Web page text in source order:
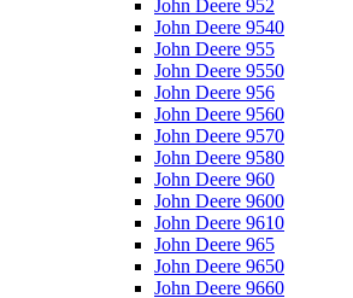
John Deere 952
John Deere 9540
John Deere 955
John Deere 9550
John Deere 956
John Deere 9560
John Deere 9570
John Deere 9580
John Deere 960
John Deere 9600
John Deere 9610
John Deere 965
John Deere 9650
John Deere 9660